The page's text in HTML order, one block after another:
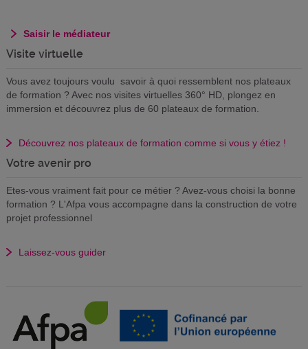
Saisir le médiateur
Visite virtuelle
Vous avez toujours voulu savoir à quoi ressemblent nos plateaux
de formation ? Avec nos visites virtuelles 360° HD, plongez en
immersion et découvrez plus de 60 plateaux de formation.
Découvrez nos plateaux de formation comme si vous y étiez !
Votre avenir pro
Etes-vous vraiment fait pour ce métier ? Avez-vous choisi la bonne
formation ? L'Afpa vous accompagne dans la construction de votre
projet professionnel
Laissez-vous guider